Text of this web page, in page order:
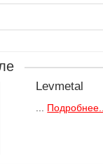
Levmetal
Подробнее...